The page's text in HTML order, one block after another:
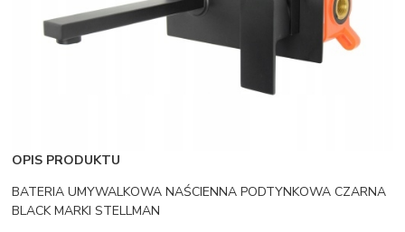
OPIS PRODUKTU
BATERIA UMYWALKOWA NAŚCIENNA PODTYNKOWA CZARNA
BLACK MARKI STELLMAN